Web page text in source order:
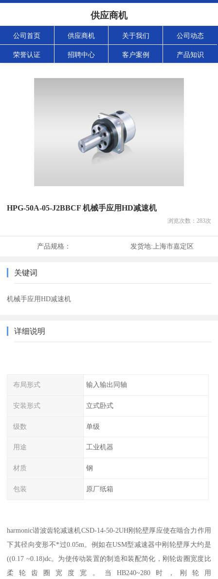
供应商机
公司首页 供应商机 关于我们 公司动态
荣誉认证 招聘中心 客户案例 产品知识
HPG-50A-05-J2BBCF 机械手应用HD减速机
浏览次数： 283次
产品规格： 发货地: 上海市嘉定区
关键词
机械手应用HD减速机
详细说明
布局形式 输入输出同轴
安装形式 立式卧式
级数 单级
用途 工业机器
材质 钢
包装 原厂纸箱
harmonic谐波齿轮减速机CSD-14-50-2UH刚轮壁厚应使在啮合力作用
下其径向变形不*过0.05m。例如在USM型减速器中刚轮壁厚大约是
((0.17 ~0.18)dc。为使传动装置的制造和装配简化，刚轮齿圈宽度比
柔轮齿圈宽度宽。当HB240~280时，刚轮用